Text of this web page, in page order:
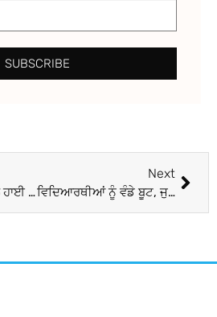
SUBSCRIBE
ਦਇਆ ਰਾਮ ਮੈਮੋਰੀਅਲ ਹਾਈ ਸਕੂਲ ਵਿਖੇ ਕਰਵਾਏ ਗਏ ਲੇਖ ਮੁਕਾਬਲੇ
Next
ਵਿਦਿਆਰਥੀਆਂ ਨੂੰ ਵੰਡੇ ਬੂਟ, ਜੁਰਾਬਾਂ ਤੇ ਬੈਗ